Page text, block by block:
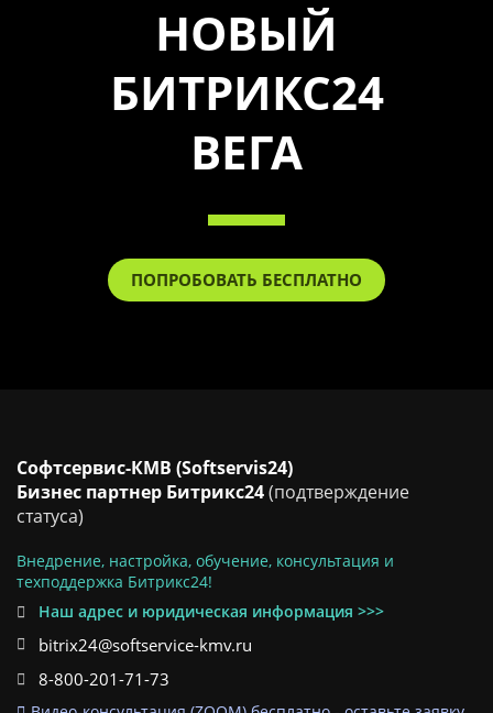
НОВЫЙ
БИТРИКС24
ВЕГА
ПОПРОБОВАТЬ БЕСПЛАТНО
Софтсервис-КМВ (Softservis24)
Бизнес партнер Битрикс24(подтверждение
статуса)
Внедрение, настройка, обучение, консультация и
техподдержка Битрикс24!
Наш адрес и юридическая информация >>>
bitrix24@softservice-kmv.ru
8-800-201-71-73